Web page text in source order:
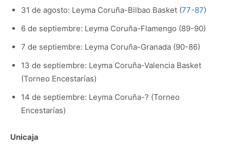
31 de agosto: Leyma Coruña-Bilbao Basket (77-87)
6 de septiembre: Leyma Coruña-Flamengo (89-90)
7 de septiembre: Leyma Coruña-Granada (90-86)
13 de septiembre: Leyma Coruña-Valencia Basket
(Torneo Encestarías)
14 de septiembre: Leyma Coruña-? (Torneo
Encestarías)
Unicaja